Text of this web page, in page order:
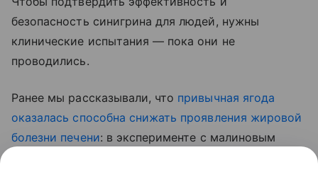
безопасность синигрина для людей, нужны
клинические испытания — пока они не
проводились.
Ранее мы рассказывали, что привычная ягода
оказалась способна снижать проявления жировой
болезни печени: в эксперименте с малиновым